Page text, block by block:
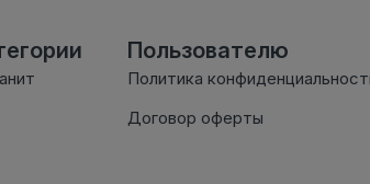
Пользователю
Политика
Договор оферты